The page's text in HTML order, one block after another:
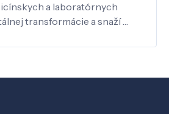
a laboratórnych
transformácie a snaží …